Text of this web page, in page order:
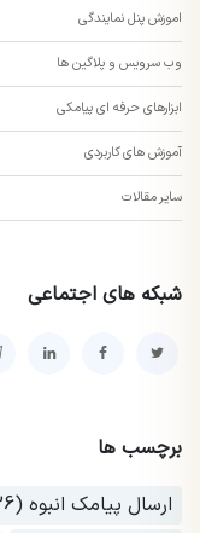
اموزش پنل نمایندگی
وب سرویس و پلاگین ها
ابزارهای حرفه ای پیامکی
آموزش های کاربردی
سایر مقالات
شبکه های اجتماعی
برچسب ها
ارسال پیامک انبوه (36)